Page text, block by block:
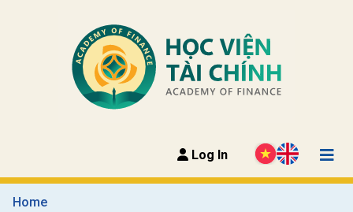
Log In
Home